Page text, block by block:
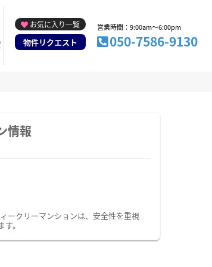
お気に入り一覧
物件リクエスト
営業時間：9:00am～6:00pm
050-7586-9130
情報
ークリーマンションは、安全性を重視
。